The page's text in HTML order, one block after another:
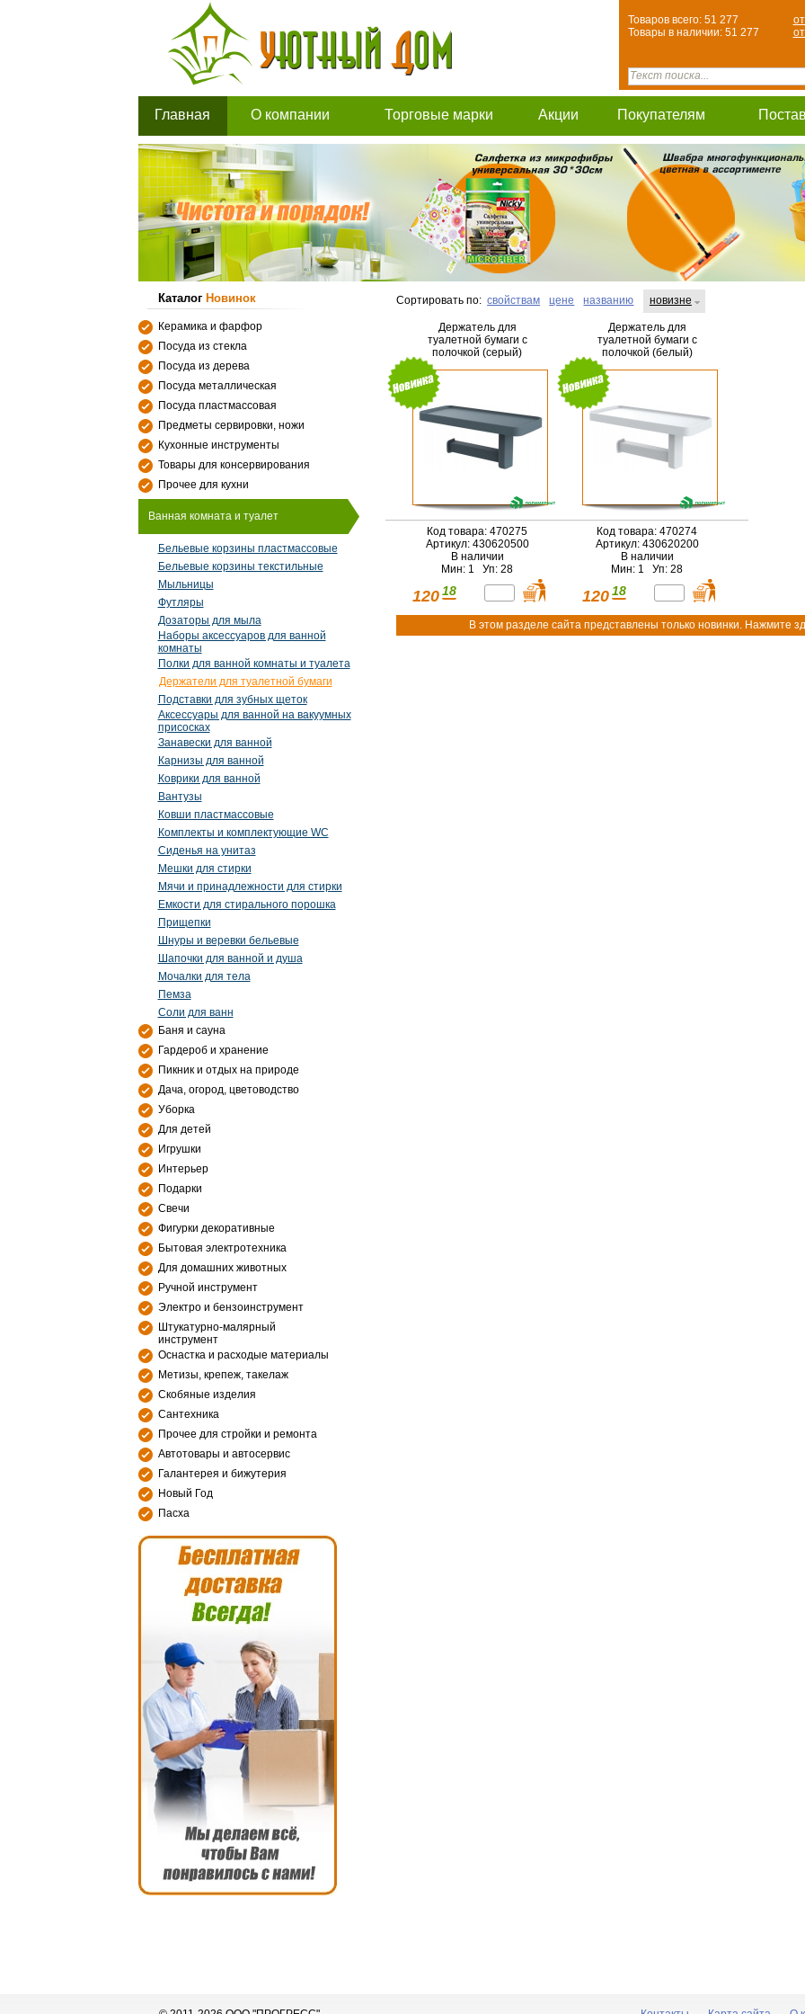
Товаров всего: 51 277
Товары в наличии: 51 277
Главная О компании Торговые марки Акции Покупателям
Каталог Новинок
Керамика и фарфор
Посуда из стекла
Посуда из дерева
Посуда металлическая
Посуда пластмассовая
Предметы сервировки, ножи
Кухонные инструменты
Товары для консервирования
Прочее для кухни
Ванная комната и туалет
Бельевые корзины пластмассовые
Бельевые корзины текстильные
Мыльницы
Футляры
Дозаторы для мыла
Наборы аксессуаров для ванной
комнаты
Полки для ванной комнаты и туалета
Держатели для туалетной бумаги
Подставки для зубных щеток
Аксессуары для ванной на вакуумных
присосках
Занавески для ванной
Карнизы для ванной
Коврики для ванной
Вантузы
Ковши пластмассовые
Комплекты и комплектующие WC
Сиденья на унитаз
Мешки для стирки
Мячи и принадлежности для стирки
Емкости для стирального порошка
Прищепки
Шнуры и веревки бельевые
Шапочки для ванной и душа
Мочалки для тела
Пемза
Соли для ванн
Баня и сауна
Гардероб и хранение
Пикник и отдых на природе
Дача, огород, цветоводство
Уборка
Для детей
Игрушки
Интерьер
Подарки
Свечи
Фигурки декоративные
Бытовая электротехника
Для домашних животных
Ручной инструмент
Электро и бензоинструмент
Штукатурно-малярный
инструмент
Оснастка и расходые материалы
Метизы, крепеж, такелаж
Скобяные изделия
Сантехника
Прочее для стройки и ремонта
Автотовары и автосервис
Галантерея и бижутерия
Новый Год
Пасха
Сортировать по: свойствам цене названию новизне
Держатель для
туалетной бумаги с
полочкой (серый)
Код товара: 470275
Артикул: 430620500
В наличии
Мин: 1 Уп: 28
120 18
Держатель для
туалетной бумаги с
полочкой (белый)
Код товара: 470274
Артикул: 430620200
В наличии
Мин: 1 Уп: 28
120 18
В этом разделе сайта представлены только новинки. Нажмите